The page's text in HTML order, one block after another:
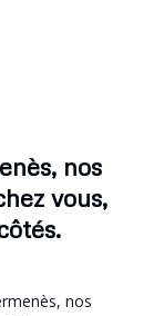
nos
vous,
nos